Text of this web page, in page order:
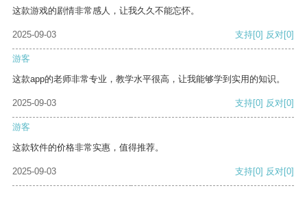
这款游戏的剧情非常感人，让我久久不能忘怀。
2025-09-03 支持[0] 反对[0]
游客
这款app的老师非常专业，教学水平很高，让我能够学到实用的知识。
2025-09-03 支持[0] 反对[0]
游客
这款软件的价格非常实惠，值得推荐。
2025-09-03 支持[0] 反对[0]